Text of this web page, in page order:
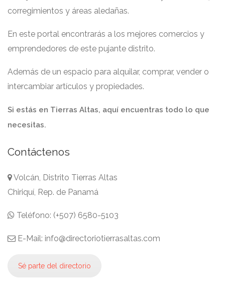
corregimientos y áreas aledañas.
En este portal encontrarás a los mejores comercios y
emprendedores de este pujante distrito.
Además de un espacio para alquilar, comprar, vender o
intercambiar artículos y propiedades.
Si estás en Tierras Altas, aquí encuentras todo lo que
necesitas.
Contáctenos
Volcán, Distrito Tierras Altas
Chiriquí, Rep. de Panamá
Teléfono: (+507) 6580-5103
E-Mail: info@directoriotierrasaltas.com
Sé parte del directorio